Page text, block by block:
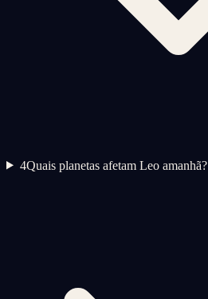
4Quais planetas afetam Leo amanhã?